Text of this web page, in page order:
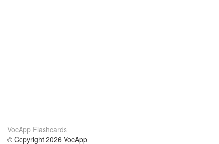
VocApp Flashcards
© Copyright 2026 VocApp